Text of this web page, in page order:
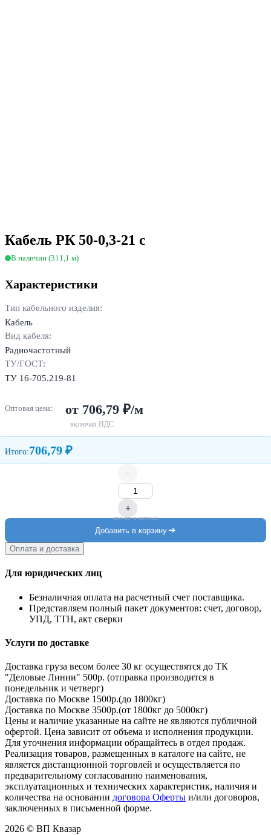
Кабель РК 50-0,3-21 с
В наличии (311,1 м)
Характеристики
Тип кабельного изделия:
Кабель
Вид кабеля:
Радиочастотный
ТУ/ГОСТ:
ТУ 16-705.219-81
Оптовая цена: от 706,79 ₽/м
включая НДС
Итого:706,79 ₽
-
+
кол-во в метрах
Добавить в корзину
Оплата и доставка
Для юридических лиц
Безналичная оплата на расчетный счет поставщика.
Представляем полный пакет документов: счет, договор,
УПД, ТТН, акт сверки
Услуги по доставке
Доставка груза весом более 30 кг осуществятся до ТК
"Деловые Линии" 500р. (отправка производится в
понедельник и четверг)
Доставка по Москве 1500р.(до 1800кг)
Доставка по Москве 3500р.(от 1800кг до 5000кг)
Цены и наличие указанные на сайте не являются публичной
офертой. Цена зависит от объема и исполнения продукции.
Для уточнения информации обращайтесь в отдел продаж.
Реализация товаров, размещенных в каталоге на сайте, не
является дистанционной торговлей и осуществляется по
предварительному согласованию наименования,
эксплуатационных и технических характеристик, наличия и
количества на основании договора Оферты и/или договоров,
заключенных в письменной форме.
2026 © ВП Квазар